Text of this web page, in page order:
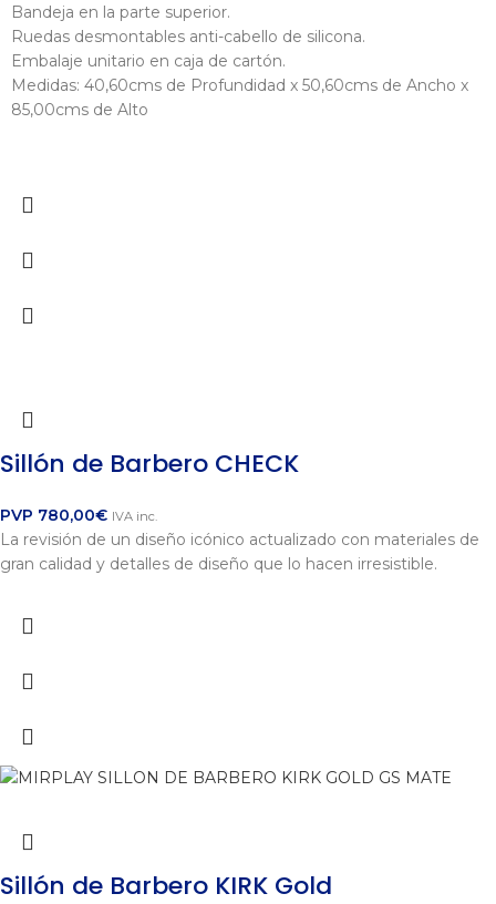
Bandeja en la parte superior.
Ruedas desmontables anti-cabello de silicona.
Embalaje unitario en caja de cartón.
Medidas: 40,60cms de Profundidad x 50,60cms de Ancho x
85,00cms de Alto
Sillón de Barbero CHECK
PVP 780,00€ IVA inc.
La revisión de un diseño icónico actualizado con materiales de
gran calidad y detalles de diseño que lo hacen irresistible.
Sillón de Barbero KIRK Gold